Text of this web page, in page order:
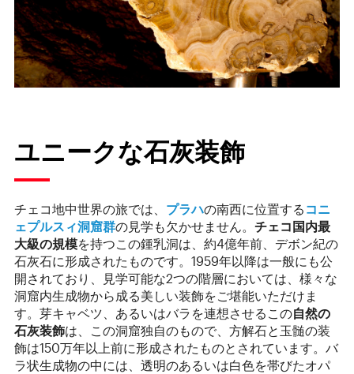
ユニークな石灰装飾
チェコ地中世界の旅では、 プラハの南西に位置する コニ
ェプルスィ洞窟群の見学も欠かせません。 チェコ国内最
大級の規模を持つこの鍾乳洞は、約4億年前、デボン紀の
石灰石に形成されたものです。1959年以降は一般にも公
開されており、見学可能な2つの階層においては、様々な
洞窟内生成物から成る美しい装飾をご堪能いただけま
す。芽キャベツ、あるいはバラを連想させるこの自然の
石灰装飾は、この洞窟独自のもので、方解石と玉髄の装
飾は150万年以上前に形成されたものとされています。バ
ラ状生成物の中には、透明のあるいは白色を帯びたオパ